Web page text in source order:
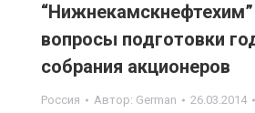
вопросы подготовки
собрания акционеров
Россия Автор: German
26.03.2014